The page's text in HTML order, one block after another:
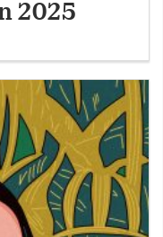
2025